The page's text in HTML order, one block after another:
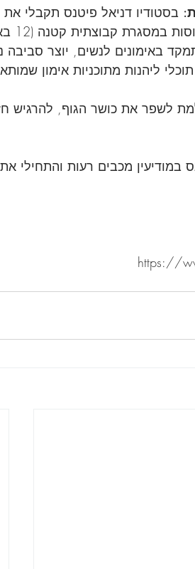
בסטודיו דניאל פיטנס תקבלי את
קבוצתית קטנה (12 באימון) .
באימונים לנשים, יוצר סביבה
תוכלי ליהנות מתוכניות אימון
לשפר את כושר הגוף, להרגיש
במודיעין מכבים רעות והתחילי
https://